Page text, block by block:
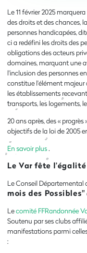
Le 11 février 2025
des droits et des chances,
personnes handicapées,
ci a redéfini les droits des
obligations des acteurs
domaines, marquant une
l'inclusion des personnes
constitue l'élément majeur
les établissements
transports, les logements,
20 ans après, des «
objectifs de la loi de 2005
En savoir plus.
Le Var fête
Le Conseil
mois des Possibles"
Lecomité FFRandonnée
Soutenu par ses clubs
manifestations parmi
: